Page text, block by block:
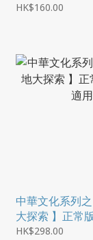
HK$160.00
中華文化系列
大探索 】正常
用
HK$298.00